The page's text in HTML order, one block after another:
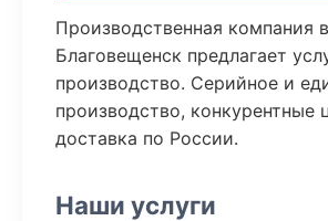
Производственная компания в
Благовещенск предлагает
производство. Серийное и
производство, конкурентные
доставка по России.
Наши услуги